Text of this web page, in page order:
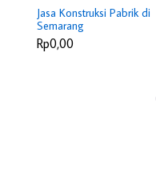
Jasa Konstruksi Pabrik di
Semarang
Rp0,00